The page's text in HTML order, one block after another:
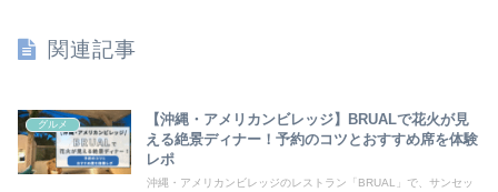
関連記事
グルメ
【沖縄・アメリカンビレッジ】BRUALで花火が見
える絶景ディナー！予約のコツとおすすめ席を体験
レポ
沖縄・アメリカンビレッジのレストラン「BRUAL」で、サンセッ